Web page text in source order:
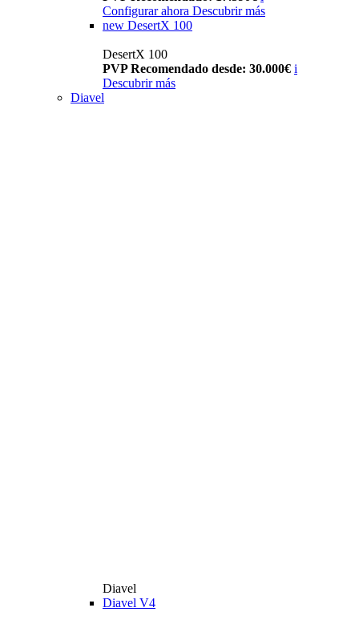
Configurar ahora Descubrir más
new DesertX 100
DesertX 100
PVP Recomendado desde: 30.000€ i
Descubrir más
Diavel
Diavel
Diavel V4